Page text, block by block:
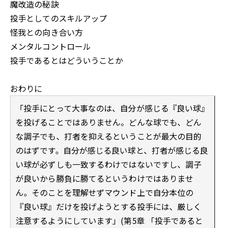
魔改造の秘訣
投手としてのスキルアップ
怪我との向き合い方
メンタルコントロール
投手であるとはどういうことか
おわりに
「投手にとって大事なのは、自分が感じる『良い球』
を投げることではありません。どんな球でも、どん
な調子でも、打者を抑えるということが最大の目的
のはずです。自分が感じる良い球と、打者が感じる良
い球が必ずしも一致するわけではないですし、調子
が良いから勝負に勝てるというわけではありませ
ん。そのことを理解せずマウンド上で自分本位の
『良い球』だけを投げようとする投手には、厳しく
注意するようにしています」(第5章 「投手であると